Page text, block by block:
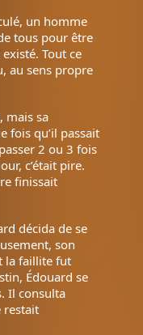
un homme
tous pour être
Tout ce
au sens propre
mais sa
fois qu’il passait
2 ou 3 fois
c’était pire.
finissait
décida de se
son
la faillite fut
Édouard se
Il consulta
restait